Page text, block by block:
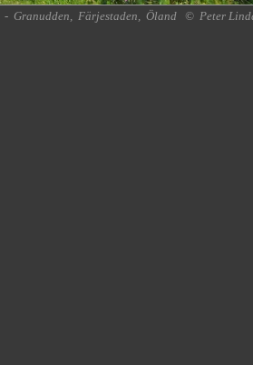
- Granudden, Färjestaden, Öland © Peter